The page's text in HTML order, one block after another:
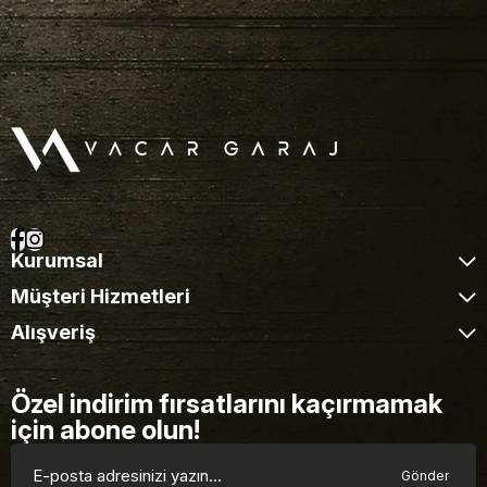
Kurumsal
Müşteri Hizmetleri
Alışveriş
Özel indirim fırsatlarını kaçırmamak
için abone olun!
Gönder